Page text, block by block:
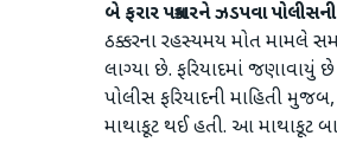
બે ફરાર પત્રકારને ઝડપવા
ઠક્કરના રહસ્યમય મોત મામલે
લાગ્યા છે. ફરિયાદમાં જણાવાયું છે
પોલીસ ફરિયાદની માહિતી
માથાકૂટ થઈ હતી. આ માથાકૂટ